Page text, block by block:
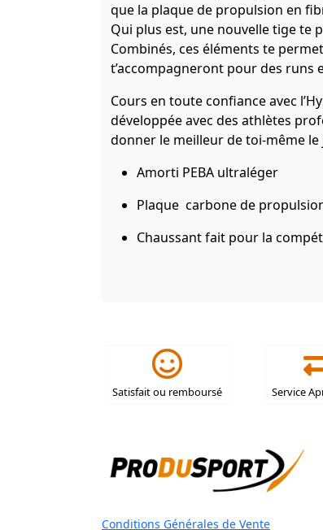
que la plaque de propulsion en
Qui plus est, une nouvelle tige te
Combinés, ces éléments te
t’accompagneront pour des runs
Cours en toute confiance avec
développée avec des athlètes
donner le meilleur de toi-même
Amorti PEBA ultraléger
Plaque carbone de
Chaussant fait pour la
Satisfait ou remboursé Service
Conditions Générales de Vente